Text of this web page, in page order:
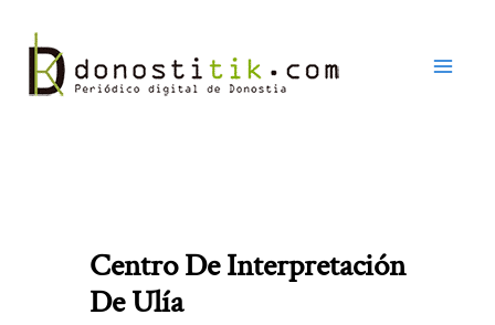
contenido
Centro De Interpretación
De Ulía